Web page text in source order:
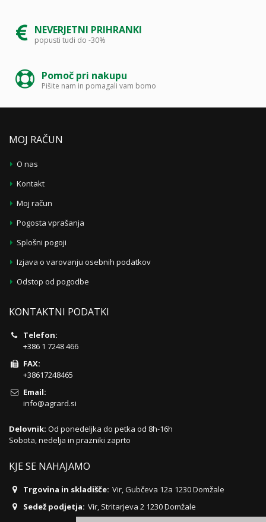
NEVERJETNI PRIHRANKI
popusti tudi do -30%
Pomoč pri nakupu
Pišite nam in pomagali vam bomo
MOJ RAČUN
O nas
Kontakt
Moj račun
Pogosta vprašanja
Splošni pogoji
Izjava o varovanju osebnih podatkov
Odstop od pogodbe
KONTAKTNI PODATKI
Telefon:
+386 1 7248 466
FAX:
+38617248465
Email:
info@agrard.si
Delovnik: Od ponedeljka do petka od 8h-16h
Sobota, nedelja in prazniki zaprto
KJE SE NAHAJAMO
Trgovina in skladišče: Vir, Gubčeva 12a 1230 Domžale
Sedež podjetja: Vir, Stritarjeva 2 1230 Domžale